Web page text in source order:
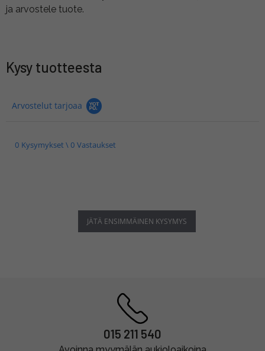
ja arvostele tuote.
Kysy tuotteesta
Arvostelut tarjoaa
0 Kysymykset \ 0 Vastaukset
JÄTÄ ENSIMMÄINEN KYSYMYS
015 211 540